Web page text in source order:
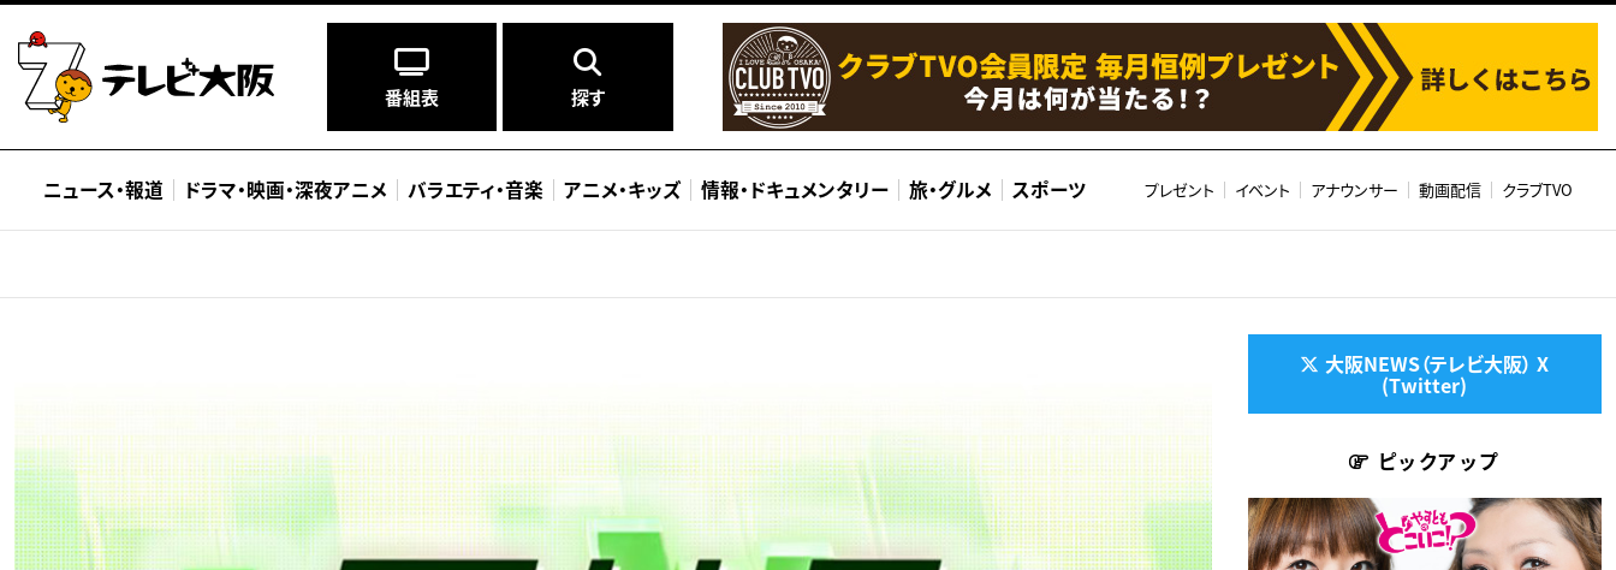
番組表 探す
ニュース・報道 ドラマ・映画・深夜アニメ バラエティ・音楽 アニメ・キッズ 情報・ ドキュメンタリー 旅・グルメ スポーツ プレゼント イベント アナウンサー 動画配信 クラブTVO
大阪NEWS（テレビ大阪） X
(Twitter)
ピックアップ